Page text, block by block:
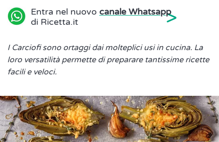
Entra nel nuovo canale Whatsapp
di Ricetta.it
>
I Carciofi sono ortaggi dai molteplici usi in cucina. La
loro versatilità permette di preparare tantissime ricette
facili e veloci.